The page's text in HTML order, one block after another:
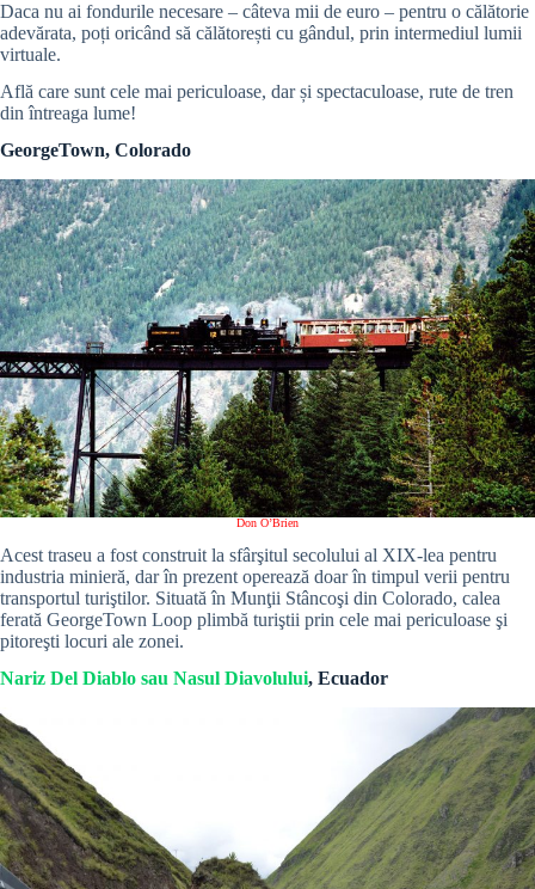
Daca nu ai fondurile necesare – câteva mii de euro – pentru o călătorie
adevărata, poți oricând să călătorești cu gândul, prin intermediul lumii
virtuale.
Află care sunt cele mai periculoase, dar și spectaculoase, rute de tren
din întreaga lume!
GeorgeTown, Colorado
Don O’Brien
Acest traseu a fost construit la sfârşitul secolului al XIX-lea pentru
industria minieră, dar în prezent operează doar în timpul verii pentru
transportul turiştilor. Situată în Munţii Stâncoşi din Colorado, calea
ferată GeorgeTown Loop plimbă turiştii prin cele mai periculoase şi
pitoreşti locuri ale zonei.
Nariz Del Diablo sau Nasul Diavolului, Ecuador